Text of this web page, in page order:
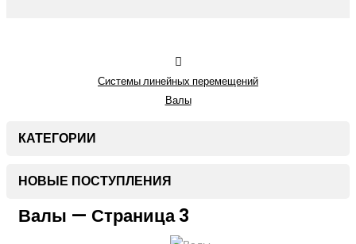
Системы линейных перемещений
Валы
КАТЕГОРИИ
НОВЫЕ ПОСТУПЛЕНИЯ
Валы — Страница 3